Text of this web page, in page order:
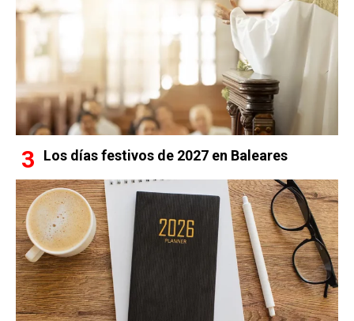
Los días festivos de 2027 en Baleares